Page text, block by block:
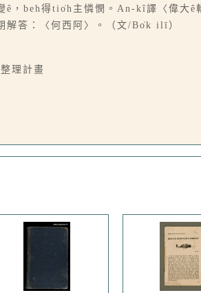
ê，beh得tio̍h主憐憫。An-kî譯〈偉大
解答：〈何西阿〉。（文/Bo̍k ilī）
理計畫